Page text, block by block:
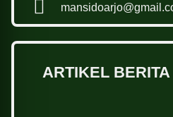
ARTIKEL BERITA